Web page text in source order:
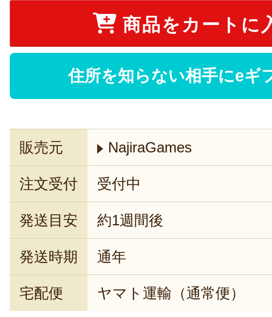
商品をカートに
住所を知らない相手にeギ
販売元 NajiraGames
注文受付 受付中
発送目安 約1週間後
発送時期 通年
宅配便 ヤマト運輸（通常便）